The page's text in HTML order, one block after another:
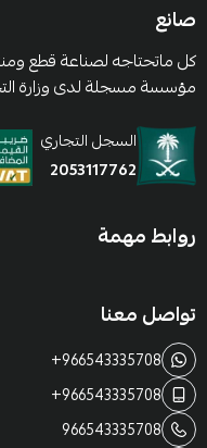
صانع
كل ماتحتاجه لصناعة قطع
مؤسسة مسجلة لدى وزارة التجارة
السجل التجاري
2053117762
روابط مهمة
تواصل معنا
+966543335708
+966543335708
966543335708